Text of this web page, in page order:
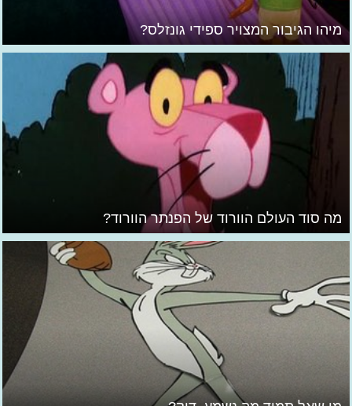
מיהו הגיבור המצויר ספידי גונזלס?
מה סוד העולם הוורוד של הפנתר הוורוד?